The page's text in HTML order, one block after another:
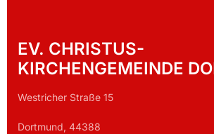
EV. CHRISTUS-
KIRCHENGEMEINDE
Westricher Straße 15
Dortmund, 44388